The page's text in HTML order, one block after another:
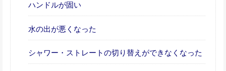
ハンドルが固い
水の出が悪くなった
シャワー・ストレートの切り替えができなくなった